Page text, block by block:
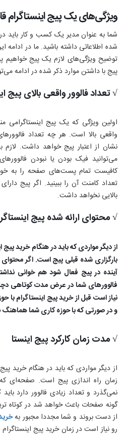
ویژگی‌های یک پیج اینستاگرام
شما به عنوان مدیر یک کسب و کار باید
شده اطلاعاتی داشته باشید. ما در ادامه
توضیح ویژگی‌های لازم یک پیج
پیج با داشتن موارد ذکر شده در ادامه
√ تعداد فالوور واقعی بالای پیج
اولین ویژگی‌ که یک پیج اینستاگرامی
واقعی بالا است. هر چه تعداد
نشان از اعتبار پیج خواهد داشت.
می‌توانید فیک بودن یا نبودن
کافیست تمام پست‌های صفحه را به
تعداد کامنت آن را ببینید. اگر پیج
بالایی نخواهد داشت.
√ محتوای ارائه شده پیج
از دیگر مواردی که باید در هنگام خرید پیج
بارگزاری شده قبلی پیج است. اگر محتوای
آینده در پیج فعال شود هم‌ خوانی
فالوورهای شما در عرض مدت کوتاهی
نیاز است قبل از خرید پیج اینستاگرام با
و در صورتی که با حوزه کاری شما هماهنگ
√ مدت زمان کارکرد پیج اینستا
از دیگر مواردی که باید در هنگام خرید
زمان راه‌ اندازی پیج است. صفحه‌ای
نمی‌گذرد و تعداد زیادی فالوور دارد
گونه صفحات باعث خواهد شد در کوتاه‌
از دست بروند و شما مجددا مجبور به
رو نیاز است در زمان خرید پیج